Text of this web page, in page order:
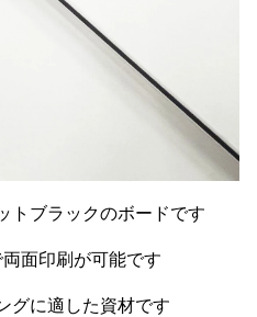
トブラックのボードです
面印刷が可能です
グに適した資材です